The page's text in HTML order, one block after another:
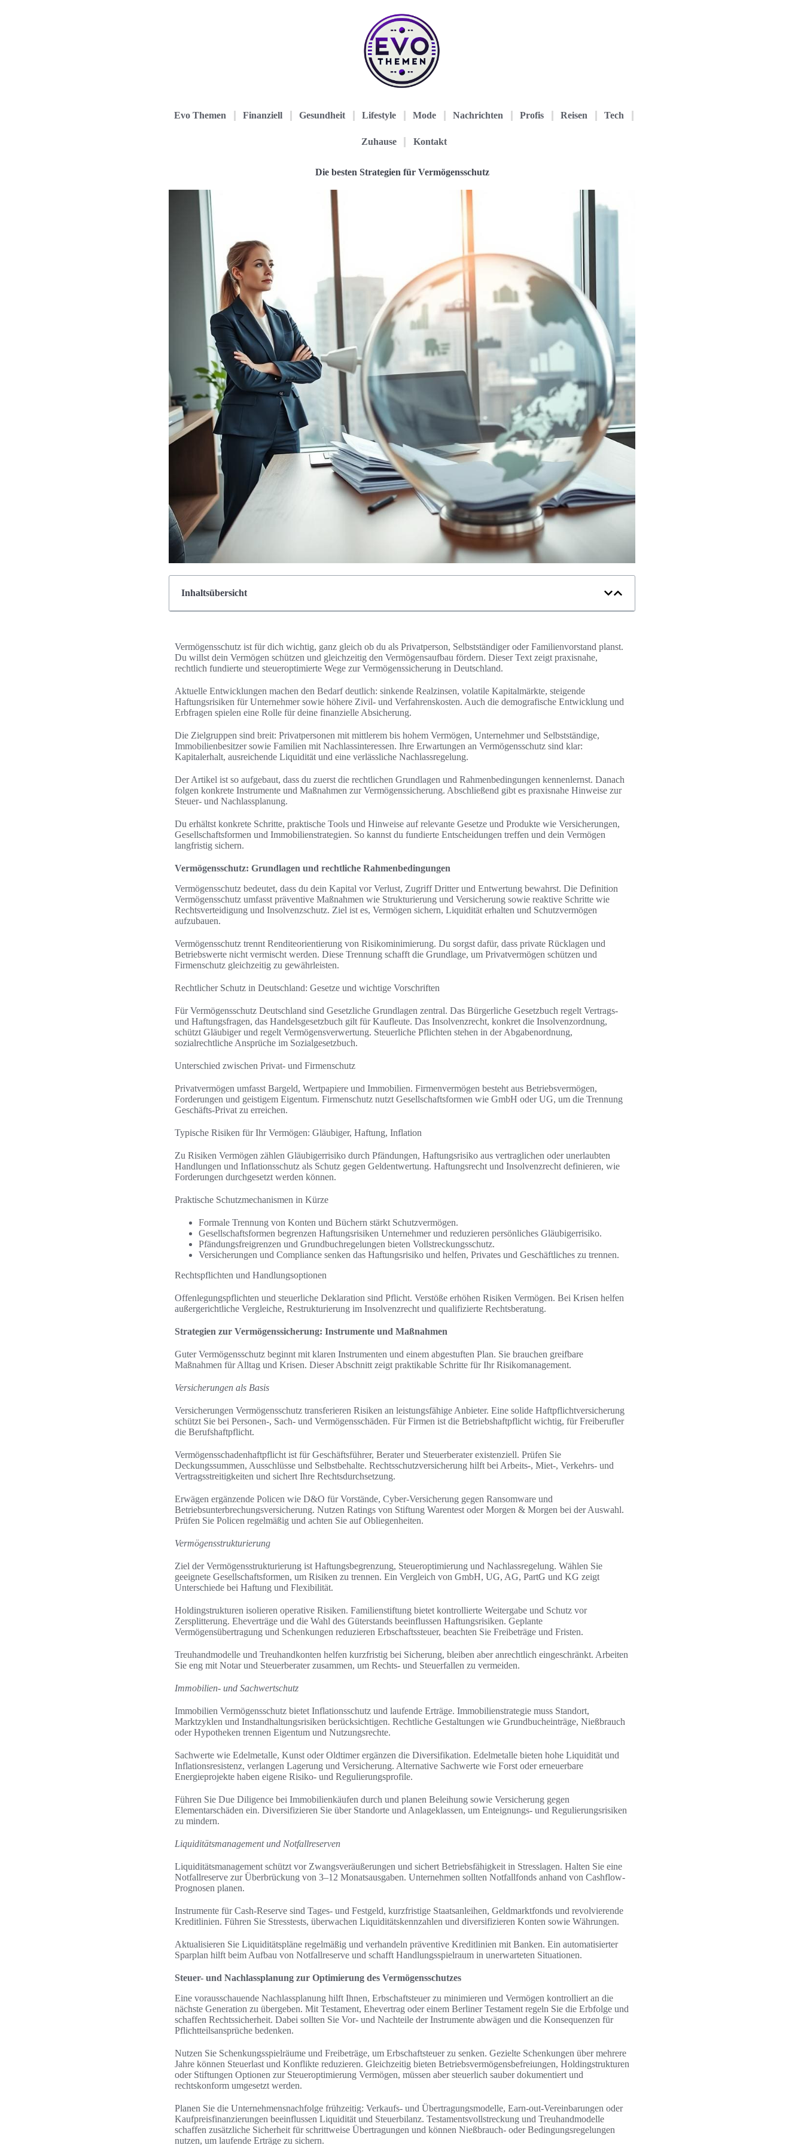
Evo Themen Finanziell Gesundheit Lifestyle Mode Nachrichten Profis Reisen Tech
Zuhause Kontakt
Die besten Strategien für Vermögensschutz
Inhaltsübersicht
Vermögensschutz ist für dich wichtig, ganz gleich ob du als Privatperson, Selbstständiger oder Familienvorstand planst.
Du willst dein Vermögen schützen und gleichzeitig den Vermögensaufbau fördern. Dieser Text zeigt praxisnahe,
rechtlich fundierte und steueroptimierte Wege zur Vermögenssicherung in Deutschland.
Aktuelle Entwicklungen machen den Bedarf deutlich: sinkende Realzinsen, volatile Kapitalmärkte, steigende
Haftungsrisiken für Unternehmer sowie höhere Zivil- und Verfahrenskosten. Auch die demografische Entwicklung und
Erbfragen spielen eine Rolle für deine finanzielle Absicherung.
Die Zielgruppen sind breit: Privatpersonen mit mittlerem bis hohem Vermögen, Unternehmer und Selbstständige,
Immobilienbesitzer sowie Familien mit Nachlassinteressen. Ihre Erwartungen an Vermögensschutz sind klar:
Kapitalerhalt, ausreichende Liquidität und eine verlässliche Nachlassregelung.
Der Artikel ist so aufgebaut, dass du zuerst die rechtlichen Grundlagen und Rahmenbedingungen kennenlernst. Danach
folgen konkrete Instrumente und Maßnahmen zur Vermögenssicherung. Abschließend gibt es praxisnahe Hinweise zur
Steuer- und Nachlassplanung.
Du erhältst konkrete Schritte, praktische Tools und Hinweise auf relevante Gesetze und Produkte wie Versicherungen,
Gesellschaftsformen und Immobilienstrategien. So kannst du fundierte Entscheidungen treffen und dein Vermögen
langfristig sichern.
Vermögensschutz: Grundlagen und rechtliche Rahmenbedingungen
Vermögensschutz bedeutet, dass du dein Kapital vor Verlust, Zugriff Dritter und Entwertung bewahrst. Die Definition
Vermögensschutz umfasst präventive Maßnahmen wie Strukturierung und Versicherung sowie reaktive Schritte wie
Rechtsverteidigung und Insolvenzschutz. Ziel ist es, Vermögen sichern, Liquidität erhalten und Schutzvermögen
aufzubauen.
Vermögensschutz trennt Renditeorientierung von Risikominimierung. Du sorgst dafür, dass private Rücklagen und
Betriebswerte nicht vermischt werden. Diese Trennung schafft die Grundlage, um Privatvermögen schützen und
Firmenschutz gleichzeitig zu gewährleisten.
Rechtlicher Schutz in Deutschland: Gesetze und wichtige Vorschriften
Für Vermögensschutz Deutschland sind Gesetzliche Grundlagen zentral. Das Bürgerliche Gesetzbuch regelt Vertrags-
und Haftungsfragen, das Handelsgesetzbuch gilt für Kaufleute. Das Insolvenzrecht, konkret die Insolvenzordnung,
schützt Gläubiger und regelt Vermögensverwertung. Steuerliche Pflichten stehen in der Abgabenordnung,
sozialrechtliche Ansprüche im Sozialgesetzbuch.
Unterschied zwischen Privat- und Firmenschutz
Privatvermögen umfasst Bargeld, Wertpapiere und Immobilien. Firmenvermögen besteht aus Betriebsvermögen,
Forderungen und geistigem Eigentum. Firmenschutz nutzt Gesellschaftsformen wie GmbH oder UG, um die Trennung
Geschäfts-Privat zu erreichen.
Typische Risiken für Ihr Vermögen: Gläubiger, Haftung, Inflation
Zu Risiken Vermögen zählen Gläubigerrisiko durch Pfändungen, Haftungsrisiko aus vertraglichen oder unerlaubten
Handlungen und Inflationsschutz als Schutz gegen Geldentwertung. Haftungsrecht und Insolvenzrecht definieren, wie
Forderungen durchgesetzt werden können.
Praktische Schutzmechanismen in Kürze
Formale Trennung von Konten und Büchern stärkt Schutzvermögen.
Gesellschaftsformen begrenzen Haftungsrisiken Unternehmer und reduzieren persönliches Gläubigerrisiko.
Pfändungsfreigrenzen und Grundbuchregelungen bieten Vollstreckungsschutz.
Versicherungen und Compliance senken das Haftungsrisiko und helfen, Privates und Geschäftliches zu trennen.
Rechtspflichten und Handlungsoptionen
Offenlegungspflichten und steuerliche Deklaration sind Pflicht. Verstöße erhöhen Risiken Vermögen. Bei Krisen helfen
außergerichtliche Vergleiche, Restrukturierung im Insolvenzrecht und qualifizierte Rechtsberatung.
Strategien zur Vermögenssicherung: Instrumente und Maßnahmen
Guter Vermögensschutz beginnt mit klaren Instrumenten und einem abgestuften Plan. Sie brauchen greifbare
Maßnahmen für Alltag und Krisen. Dieser Abschnitt zeigt praktikable Schritte für Ihr Risikomanagement.
Versicherungen als Basis
Versicherungen Vermögensschutz transferieren Risiken an leistungsfähige Anbieter. Eine solide Haftpflichtversicherung
schützt Sie bei Personen-, Sach- und Vermögensschäden. Für Firmen ist die Betriebshaftpflicht wichtig, für Freiberufler
die Berufshaftpflicht.
Vermögensschadenhaftpflicht ist für Geschäftsführer, Berater und Steuerberater existenziell. Prüfen Sie
Deckungssummen, Ausschlüsse und Selbstbehalte. Rechtsschutzversicherung hilft bei Arbeits-, Miet-, Verkehrs- und
Vertragsstreitigkeiten und sichert Ihre Rechtsdurchsetzung.
Erwägen ergänzende Policen wie D&O für Vorstände, Cyber-Versicherung gegen Ransomware und
Betriebsunterbrechungsversicherung. Nutzen Ratings von Stiftung Warentest oder Morgen & Morgen bei der Auswahl.
Prüfen Sie Policen regelmäßig und achten Sie auf Obliegenheiten.
Vermögensstrukturierung
Ziel der Vermögensstrukturierung ist Haftungsbegrenzung, Steueroptimierung und Nachlassregelung. Wählen Sie
geeignete Gesellschaftsformen, um Risiken zu trennen. Ein Vergleich von GmbH, UG, AG, PartG und KG zeigt
Unterschiede bei Haftung und Flexibilität.
Holdingstrukturen isolieren operative Risiken. Familienstiftung bietet kontrollierte Weitergabe und Schutz vor
Zersplitterung. Eheverträge und die Wahl des Güterstands beeinflussen Haftungsrisiken. Geplante
Vermögensübertragung und Schenkungen reduzieren Erbschaftssteuer, beachten Sie Freibeträge und Fristen.
Treuhandmodelle und Treuhandkonten helfen kurzfristig bei Sicherung, bleiben aber anrechtlich eingeschränkt. Arbeiten
Sie eng mit Notar und Steuerberater zusammen, um Rechts- und Steuerfallen zu vermeiden.
Immobilien- und Sachwertschutz
Immobilien Vermögensschutz bietet Inflationsschutz und laufende Erträge. Immobilienstrategie muss Standort,
Marktzyklen und Instandhaltungsrisiken berücksichtigen. Rechtliche Gestaltungen wie Grundbucheinträge, Nießbrauch
oder Hypotheken trennen Eigentum und Nutzungsrechte.
Sachwerte wie Edelmetalle, Kunst oder Oldtimer ergänzen die Diversifikation. Edelmetalle bieten hohe Liquidität und
Inflationsresistenz, verlangen Lagerung und Versicherung. Alternative Sachwerte wie Forst oder erneuerbare
Energieprojekte haben eigene Risiko- und Regulierungsprofile.
Führen Sie Due Diligence bei Immobilienkäufen durch und planen Beleihung sowie Versicherung gegen
Elementarschäden ein. Diversifizieren Sie über Standorte und Anlageklassen, um Enteignungs- und Regulierungsrisiken
zu mindern.
Liquiditätsmanagement und Notfallreserven
Liquiditätsmanagement schützt vor Zwangsveräußerungen und sichert Betriebsfähigkeit in Stresslagen. Halten Sie eine
Notfallreserve zur Überbrückung von 3–12 Monatsausgaben. Unternehmen sollten Notfallfonds anhand von Cashflow-
Prognosen planen.
Instrumente für Cash-Reserve sind Tages- und Festgeld, kurzfristige Staatsanleihen, Geldmarktfonds und revolvierende
Kreditlinien. Führen Sie Stresstests, überwachen Liquiditätskennzahlen und diversifizieren Konten sowie Währungen.
Aktualisieren Sie Liquiditätspläne regelmäßig und verhandeln präventive Kreditlinien mit Banken. Ein automatisierter
Sparplan hilft beim Aufbau von Notfallreserve und schafft Handlungsspielraum in unerwarteten Situationen.
Steuer- und Nachlassplanung zur Optimierung des Vermögensschutzes
Eine vorausschauende Nachlassplanung hilft Ihnen, Erbschaftsteuer zu minimieren und Vermögen kontrolliert an die
nächste Generation zu übergeben. Mit Testament, Ehevertrag oder einem Berliner Testament regeln Sie die Erbfolge und
schaffen Rechtssicherheit. Dabei sollten Sie Vor- und Nachteile der Instrumente abwägen und die Konsequenzen für
Pflichtteilsansprüche bedenken.
Nutzen Sie Schenkungsspielräume und Freibeträge, um Erbschaftsteuer zu senken. Gezielte Schenkungen über mehrere
Jahre können Steuerlast und Konflikte reduzieren. Gleichzeitig bieten Betriebsvermögensbefreiungen, Holdingstrukturen
oder Stiftungen Optionen zur Steueroptimierung Vermögen, müssen aber steuerlich sauber dokumentiert und
rechtskonform umgesetzt werden.
Planen Sie die Unternehmensnachfolge frühzeitig: Verkaufs- und Übertragungsmodelle, Earn-out-Vereinbarungen oder
Kaufpreisfinanzierungen beeinflussen Liquidität und Steuerbilanz. Testamentsvollstreckung und Treuhandmodelle
schaffen zusätzliche Sicherheit für schrittweise Übertragungen und können Nießbrauch- oder Bedingungsregelungen
nutzen, um laufende Erträge zu sichern.